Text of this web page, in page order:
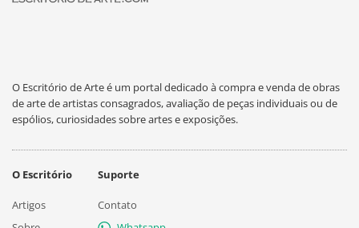
O Escritório de Arte é um portal dedicado à compra e venda de obras
de arte de artistas consagrados, avaliação de peças individuais ou de
espólios, curiosidades sobre artes e exposições.
O Escritório
Artigos
Suporte
Contato